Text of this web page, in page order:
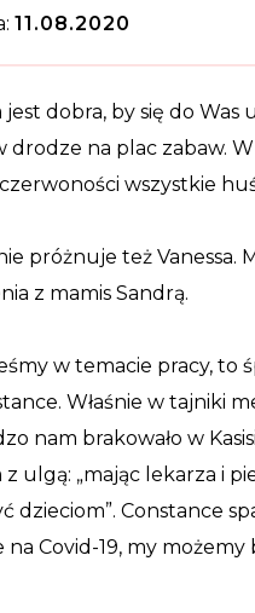
11.08.2020
jest dobra, by się do
drodze na plac zabaw.
wszystkie
próżnuje też Vanessa.
z mamis Sandrą.
w temacie pracy, to
Właśnie w tajniki
nam brakowało w
z ulgą: „mając lekarza i
dzieciom”. Constance
na Covid-19,